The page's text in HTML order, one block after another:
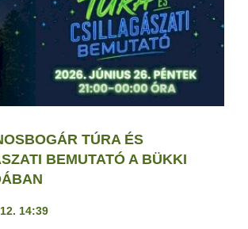
TÚRA ÉS
BEMUTATÓ A BÜKKI
14:39